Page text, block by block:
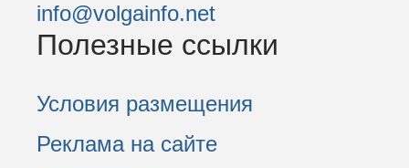
info@volgainfo.net
Полезные ссылки
Условия размещения
Реклама на сайте